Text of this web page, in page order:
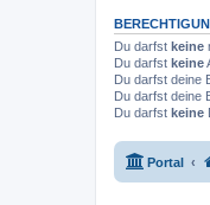
Du darfst keine
Du darfst keine
Du darfst deine
Du darfst deine
Du darfst keine
Portal